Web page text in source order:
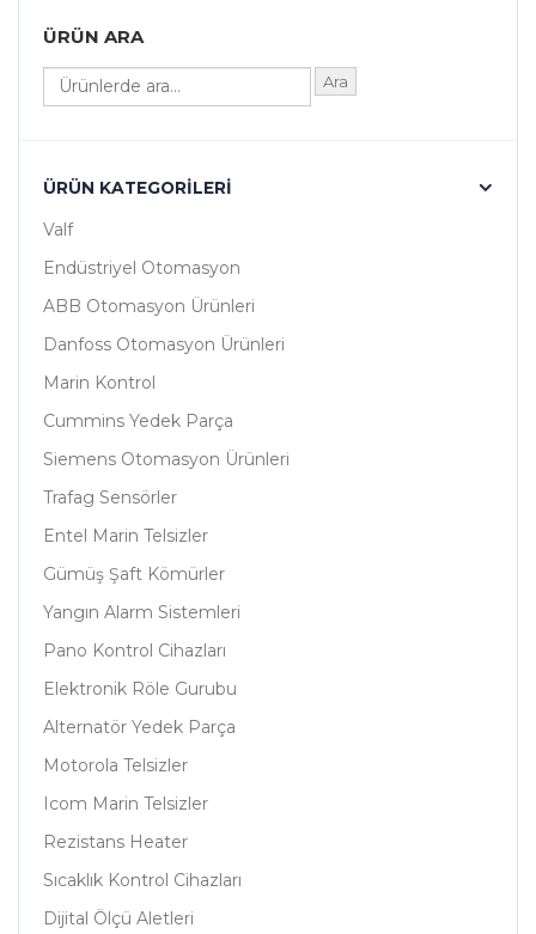
ÜRÜN ARA
Ara
ÜRÜN KATEGORILERI
Valf
Endüstriyel Otomasyon
ABB Otomasyon Ürünleri
Danfoss Otomasyon Ürünleri
Marin Kontrol
Cummins Yedek Parça
Siemens Otomasyon Ürünleri
Trafag Sensörler
Entel Marin Telsizler
Gümüş Şaft Kömürler
Yangın Alarm Sistemleri
Pano Kontrol Cihazları
Elektronik Röle Gurubu
Alternatör Yedek Parça
Motorola Telsizler
Icom Marin Telsizler
Rezistans Heater
Sıcaklık Kontrol Cihazları
Dijital Ölçü Aletleri